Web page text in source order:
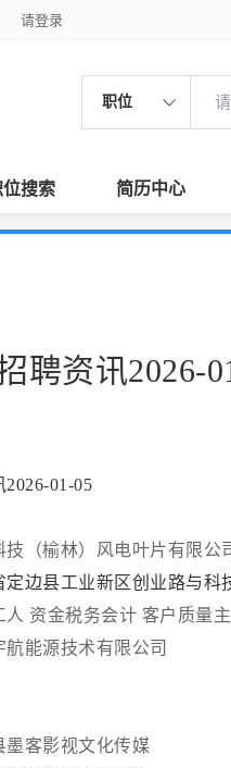
请登录
职位
位搜索 简历中心
聘资讯2026-
01-05
技（榆林）风电叶片有限公
定边县工业新区创业路与科
人 资金税务会计 客户质量
航能源技术有限公司
墨客影视文化传媒